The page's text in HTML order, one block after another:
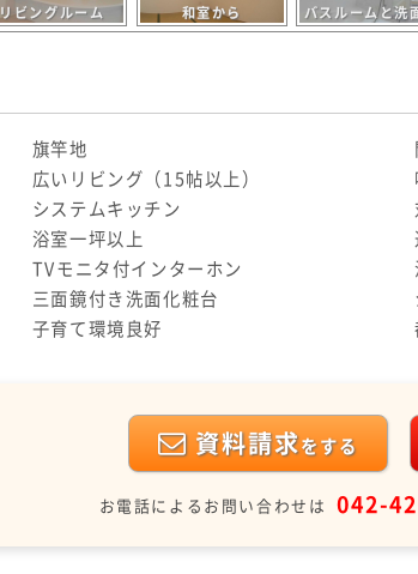
リビングルーム 和室から バスルームと洗
旗竿地
広いリビング（15帖以上）
システムキッチン
浴室一坪以上
TVモニタ付インターホン
三面鏡付き洗面化粧台
子育て環境良好
資料請求をする
お電話によるお問い合わせは 042-